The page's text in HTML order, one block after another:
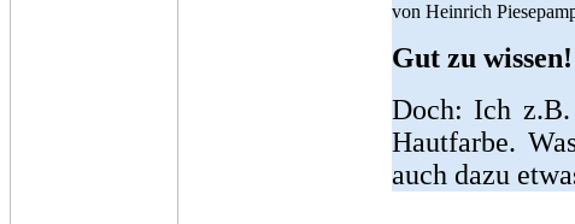
von Heinrich
Gut zu wissen!
Doch: Ich z.B.
Hautfarbe.
auch dazu